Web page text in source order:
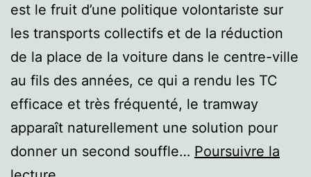
est le fruit d’une politique volontariste sur
les transports collectifs et de la réduction
de la place de la voiture dans le centre-ville
au fils des années, ce qui a rendu les TC
efficace et très fréquenté, le tramway
apparaît naturellement une solution pour
donner un second souffle… Poursuivre la